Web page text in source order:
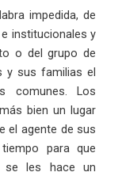
impedida, de
institucionales y
o del grupo de
y sus familias el
comunes. Los
bien un lugar
el agente de sus
para que
se les hace un